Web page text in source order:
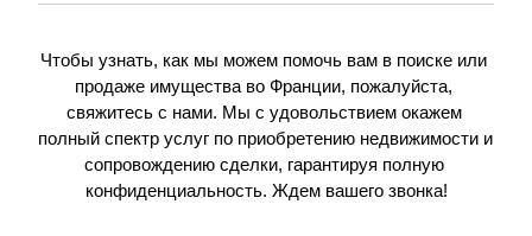
Чтобы узнать, как мы можем помочь вам в поиске или
продаже имущества во Франции, пожалуйста,
свяжитесь с нами. Мы с удовольствием окажем
полный спектр услуг по приобретению недвижимости и
сопровождению сделки, гарантируя полную
конфиденциальность. Ждем вашего звонка!